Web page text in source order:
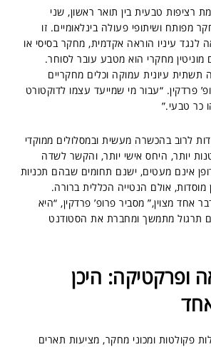
רציפות טבעית בין תואר ראשון, שני
מפותח ושיתופי פעולה בינלאומיים. זו
לנגד עיניו הוראה אקדמית, מחקר בסיסי או
מחקרי הוא מטבע עובר לסוחר.
תשתית עיונית עמוקה וכלים מחקריים
פרדקין. “עבור מי שמייעד עצמו לדוקטורט
כר טבעי.”
לרוב בהכשרה מעשית ובמסלולים ממוקדי
יותר, היחס אישי יותר, והקשר לשדה
אינם מעטים, ישנם תחומים שבהם תכניות
מוסדות, אולם הנטייה הכללית ברורה.
אחד מצוין,” מסביר פרופ’ פרדקין, “היא
תרגול מתמשך ומחברת את הסטודנט
ופרקטיקה: היכן
פקולטות ומכוני מחקר, מציעות תארים